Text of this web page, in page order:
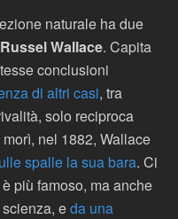
naturale ha due
Wallace. Capita
conclusioni
di altri casi, tra
solo reciproca
nel 1882, Wallace
spalle la sua bara. Ci
più famoso, ma anche
eda una